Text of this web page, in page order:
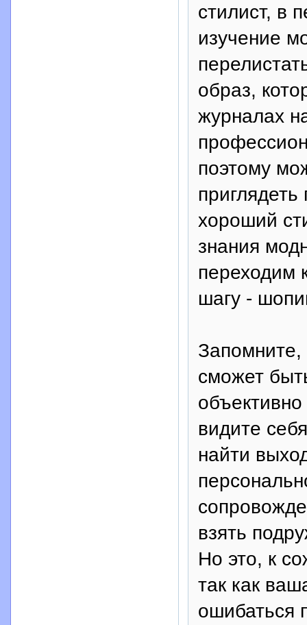
стилист, в
изучение
образ,
журналах
поэтому
хороший
знания
переходим
шагу -
Запомните,
сможет
видите
найти
взять
Но это, к
так как
ошибаться